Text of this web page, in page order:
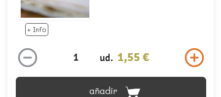
+ Info
ud. 1,55 €
añadir